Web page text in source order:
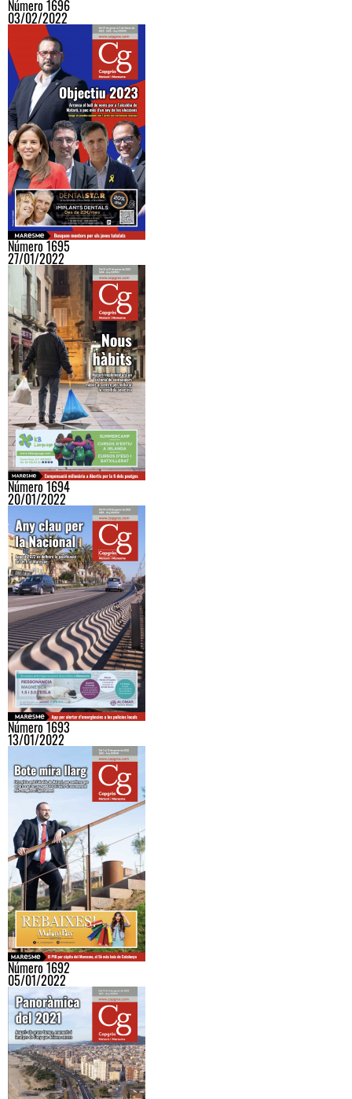
Número 1696
03/02/2022
Número 1695
27/01/2022
Número 1694
20/01/2022
Número 1693
13/01/2022
Número 1692
05/01/2022